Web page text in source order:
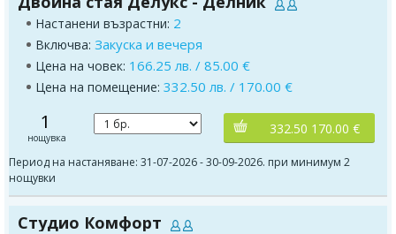
Настанени възрастни: 2
Включва: Закуска и вечеря
Цена на човек: 166.25 лв. / 85.00 €
Цена на помещение: 332.50 лв. / 170.00 €
1
нощувка
332.50 170.00 €
Период на настаняване: 31-07-2026 - 30-09-2026. при минимум 2
нощувки
Студио Комфорт